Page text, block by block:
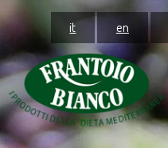
it en